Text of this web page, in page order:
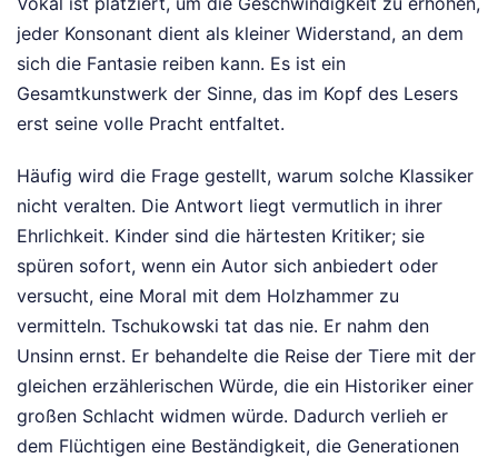
jeder Konsonant dient als kleiner Widerstand, an dem
sich die Fantasie reiben kann. Es ist ein
Gesamtkunstwerk der Sinne, das im Kopf des Lesers
erst seine volle Pracht entfaltet.
Häufig wird die Frage gestellt, warum solche Klassiker
nicht veralten. Die Antwort liegt vermutlich in ihrer
Ehrlichkeit. Kinder sind die härtesten Kritiker; sie
spüren sofort, wenn ein Autor sich anbiedert oder
versucht, eine Moral mit dem Holzhammer zu
vermitteln. Tschukowski tat das nie. Er nahm den
Unsinn ernst. Er behandelte die Reise der Tiere mit der
gleichen erzählerischen Würde, die ein Historiker einer
großen Schlacht widmen würde. Dadurch verlieh er
dem Flüchtigen eine Beständigkeit, die Generationen